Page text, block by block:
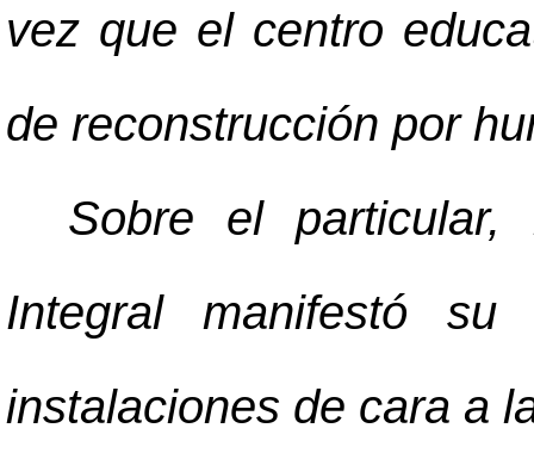
vez que el centro
de reconstrucción por
Sobre el particular,
Integral manifestó
instalaciones de cara a